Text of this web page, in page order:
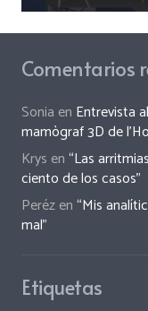
Comentarios
Sonia en Entrevista
mamògraf 3D de
Krys en“Las
ciento de los casos”
Perézen“Mis
mal”
Etiquetas